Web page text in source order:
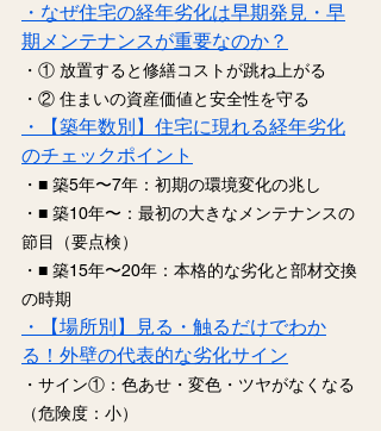
・なぜ住宅の経年劣化は早期発見・早
期メンテナンスが重要なのか？
・① 放置すると修繕コストが跳ね上がる
・② 住まいの資産価値と安全性を守る
・【築年数別】住宅に現れる経年劣化
のチェックポイント
・■ 築5年〜7年：初期の環境変化の兆し
・■ 築10年〜：最初の大きなメンテナンスの
節目（要点検）
・■ 築15年〜20年：本格的な劣化と部材交換
の時期
・【場所別】見る・触るだけでわか
る！外壁の代表的な劣化サイン
・サイン①：色あせ・変色・ツヤがなくなる
（危険度：小）